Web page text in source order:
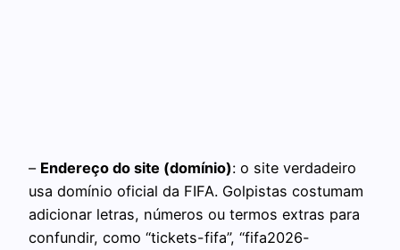
– Endereço do site (domínio): o site verdadeiro
usa domínio oficial da FIFA. Golpistas costumam
adicionar letras, números ou termos extras para
confundir, como “tickets-fifa”, “fifa2026-